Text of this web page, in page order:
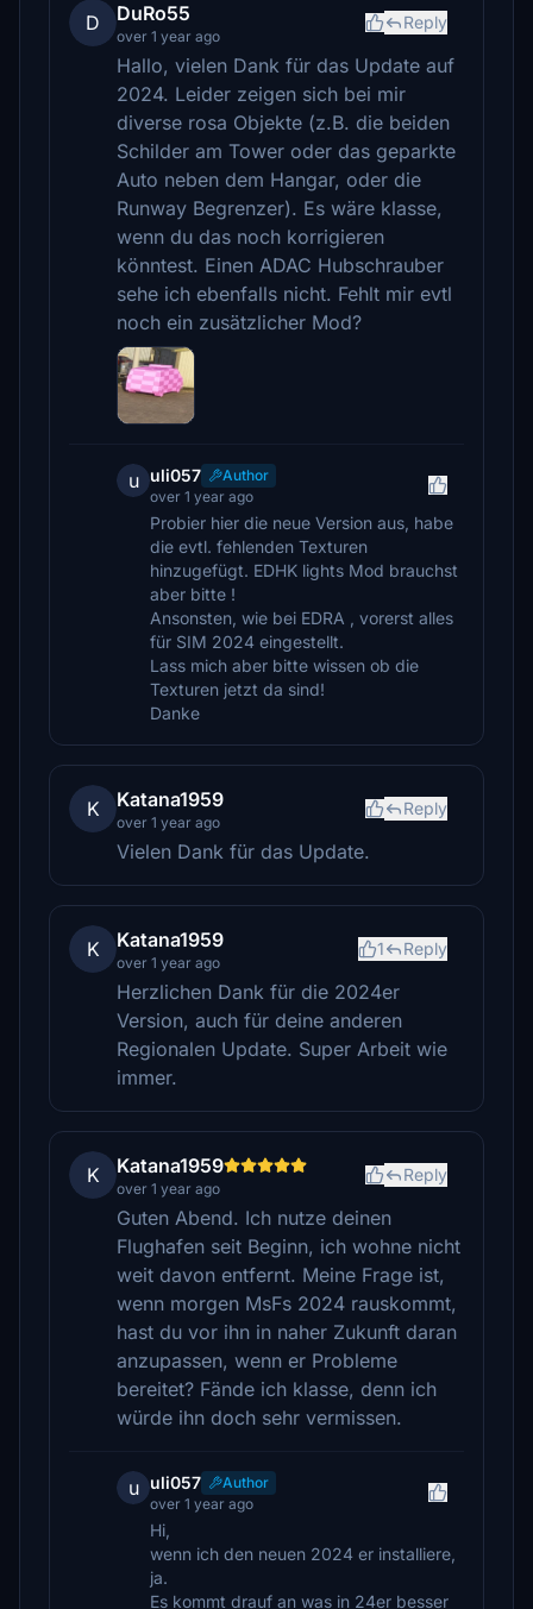
D DuRo55
over 1 year ago
Reply
Hallo, vielen Dank für das Update auf
2024. Leider zeigen sich bei mir
diverse rosa Objekte (z.B. die beiden
Schilder am Tower oder das geparkte
Auto neben dem Hangar, oder die
Runway Begrenzer). Es wäre klasse,
wenn du das noch korrigieren
könntest. Einen ADAC Hubschrauber
sehe ich ebenfalls nicht. Fehlt mir evtl
noch ein zusätzlicher Mod?
u uli057
Author
over 1 year ago
Probier hier die neue Version aus, habe
die evtl. fehlenden Texturen
hinzugefügt. EDHK lights Mod brauchst
aber bitte !
Ansonsten, wie bei EDRA , vorerst alles
für SIM 2024 eingestellt.
Lass mich aber bitte wissen ob die
Texturen jetzt da sind!
Danke
K Katana1959
over 1 year ago
Reply
Vielen Dank für das Update.
K Katana1959
over 1 year ago
1 Reply
Herzlichen Dank für die 2024er
Version, auch für deine anderen
Regionalen Update. Super Arbeit wie
immer.
K Katana1959
over 1 year ago
Reply
Guten Abend. Ich nutze deinen
Flughafen seit Beginn, ich wohne nicht
weit davon entfernt. Meine Frage ist,
wenn morgen MsFs 2024 rauskommt,
hast du vor ihn in naher Zukunft daran
anzupassen, wenn er Probleme
bereitet? Fände ich klasse, denn ich
würde ihn doch sehr vermissen.
u uli057
Author
over 1 year ago
Hi,
wenn ich den neuen 2024 er installiere,
ja.
Es kommt drauf an was in 24er besser